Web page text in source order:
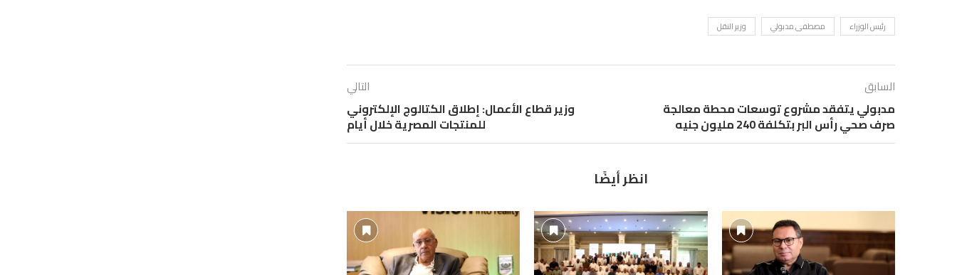
رئيس الوزراء مصطفى مدبولي وزير النقل
السابق
مدبولي يتفقد مشروع توسعات محطة معالجة
صرف صحي رأس البر بتكلفة 240 مليون جنيه
التالي
وزير قطاع الأعمال: إطلاق الكتالوج الإلكتروني
للمنتجات المصرية خلال أيام
انظر أيضًا